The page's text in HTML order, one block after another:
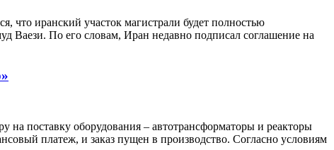
что иранский участок магистрали будет полностью
Ваези. По его словам, Иран недавно подписал соглашение на
поставку оборудования – автотрансформаторы и реакторы
платеж, и заказ пущен в производство. Согласно условиям